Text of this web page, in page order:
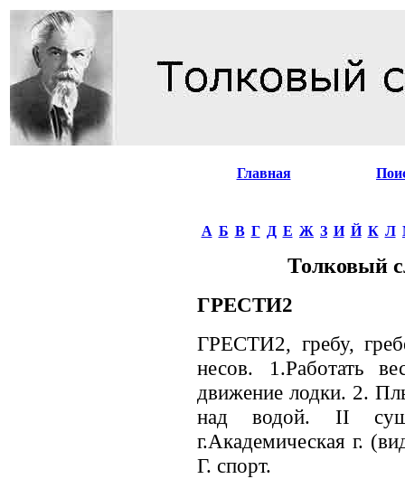
Главная
А Б В Г Д Е Ж З И Й К Л
Толковый
ГРЕСТИ2
ГРЕСТИ2, гребу,
несов. 1.Работать
движение лодки. 2.
над водой. II
г.Академическая г.
Г. спорт.